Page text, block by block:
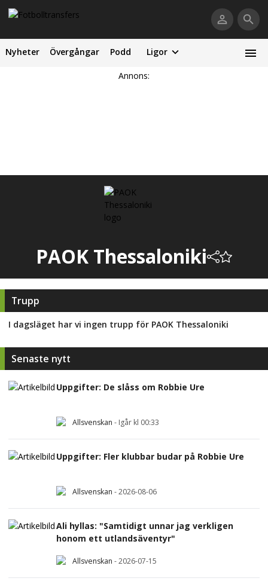
Nyheter Övergångar Podd Ligor
Annons:
PAOK Thessaloniki
Trupp
I dagsläget har vi ingen trupp för PAOK Thessaloniki
Senaste nytt
Uppgifter: De slåss om Robbie Ure
Allsvenskan - Igår kl 00:33
Uppgifter: Fler klubbar budar på Robbie Ure
Allsvenskan -2026-08-06
Ali hyllas: "Samtidigt unnar jag verkligen
honom ett utlandsäventyr"
Allsvenskan -2026-07-15